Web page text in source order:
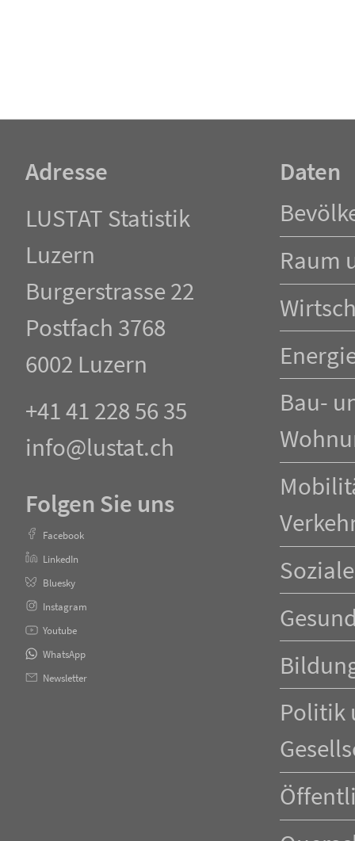
Adresse
LUSTAT Statistik
Luzern
Burgerstrasse 22
Postfach 3768
6002 Luzern
+41 41 228 56 35
info@lustat.ch
Folgen Sie uns
Facebook
LinkedIn
Bluesky
Instagram
Youtube
WhatsApp
Newsletter
Daten
überspringen
Raum
Bau-
Politik